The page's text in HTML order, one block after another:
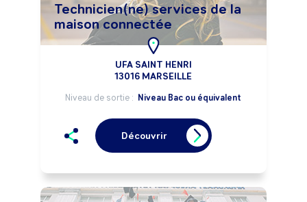
Technicien(ne) services de la
maison connectée
UFA SAINT HENRI
13016 MARSEILLE
Niveau de sortie : Niveau Bac ou équivalent
Découvrir